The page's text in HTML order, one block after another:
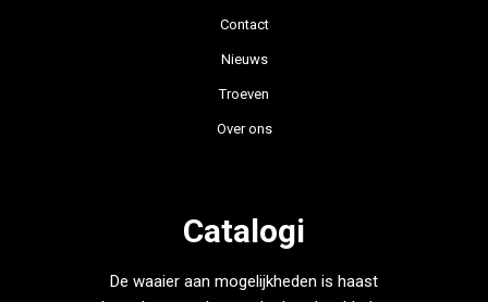
Contact
Nieuws
Troeven
Over ons
Catalogi
De waaier aan mogelijkheden is haast